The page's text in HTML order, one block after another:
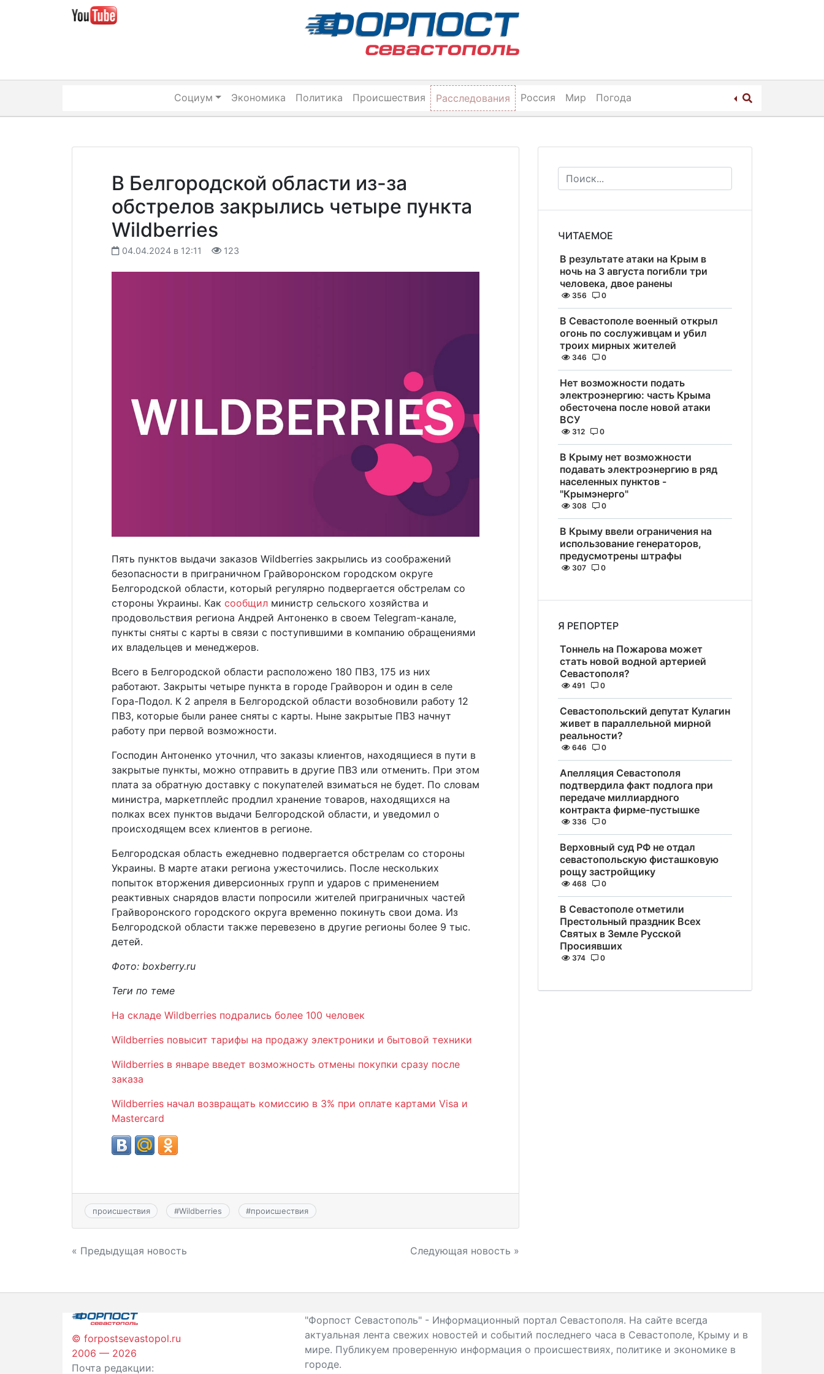
Социум Экономика Политика Происшествия Расследования Россия Мир Погода
В Белгородской области из-за
обстрелов закрылись четыре пункта
Wildberries
04.04.2024 в 12:11 123
Пять пунктов выдачи заказов Wildberries закрылись из соображений
безопасности в приграничном Грайворонском городском округе
Белгородской области, который регулярно подвергается обстрелам со
стороны Украины. Как сообщил министр сельского хозяйства и
продовольствия региона Андрей Антоненко в своем Telegram-канале,
пункты сняты с карты в связи с поступившими в компанию обращениями
их владельцев и менеджеров.
Всего в Белгородской области расположено 180 ПВЗ, 175 из них
работают. Закрыты четыре пункта в городе Грайворон и один в селе
Гора-Подол. К 2 апреля в Белгородской области возобновили работу 12
ПВЗ, которые были ранее сняты с карты. Ныне закрытые ПВЗ начнут
работу при первой возможности.
Господин Антоненко уточнил, что заказы клиентов, находящиеся в пути в
закрытые пункты, можно отправить в другие ПВЗ или отменить. При этом
плата за обратную доставку с покупателей взиматься не будет. По словам
министра, маркетплейс продлил хранение товаров, находящихся на
полках всех пунктов выдачи Белгородской области, и уведомил о
происходящем всех клиентов в регионе.
Белгородская область ежедневно подвергается обстрелам со стороны
Украины. В марте атаки региона ужесточились. После нескольких
попыток вторжения диверсионных групп и ударов с применением
реактивных снарядов власти попросили жителей приграничных частей
Грайворонского городского округа временно покинуть свои дома. Из
Белгородской области также перевезено в другие регионы более 9 тыс.
детей.
Фото: boxberry.ru
Теги по теме
На складе Wildberries подрались более 100 человек
Wildberries повысит тарифы на продажу электроники и бытовой техники
Wildberries в январе ввeдет возможность отмены покупки сразу после
зaказа
Wildberries начал возвращать комиссию в 3% при оплате картами Visa и
Mastercard
происшествия #Wildberries #происшествия
Навигация
записям
« Предыдущая новость Следующая новость »
ЧИТАЕМОЕ
В результате атаки на Крым в
ночь на 3 августа погибли три
человека, двое ранены
356 0
В Севастополе военный открыл
огонь по сослуживцам и убил
троих мирных жителей
346 0
Нет возможности подать
электроэнергию: часть Крыма
обесточена после новой атаки
ВСУ
312 0
В Крыму нет возможности
подавать электроэнергию в ряд
населенных пунктов -
"Крымэнерго"
308 0
В Крыму ввели ограничения на
использование генераторов,
предусмотрены штрафы
307 0
Я РЕПОРТЕР
Тоннель на Пожарова может
стать новой водной артерией
Севастополя?
491 0
Севастопольский депутат Кулагин
живет в параллельной мирной
реальности?
646 0
Апелляция Севастополя
подтвердила факт подлога при
передаче миллиардного
контракта фирме-пустышке
336 0
Верховный суд РФ не отдал
севастопольскую фисташковую
рощу застройщику
468 0
В Севастополе отметили
Престольный праздник Всех
Святых в Земле Русской
Просиявших
374 0
© forpostsevastopol.ru
2006 — 2026
Почта редакции:
"Форпост Севастополь" - Информационный портал Севастополя. На сайте всегда
актуальная лента свежих новостей и событий последнего часа в Севастополе, Крыму и в
мире. Публикуем проверенную информация о происшествиях, политике и экономике в
городе.